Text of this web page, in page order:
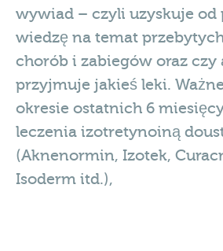
wywiad – czyli uzyskuje od
wiedzę na temat
chorób i zabiegów oraz czy
przyjmuje jakieś leki.
okresie ostatnich 6
leczenia izotretynoiną
(Aknenormin, Izotek,
Isoderm itd.),